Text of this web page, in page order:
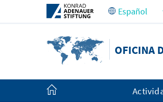
Saltar al contenido principal
OFICINA